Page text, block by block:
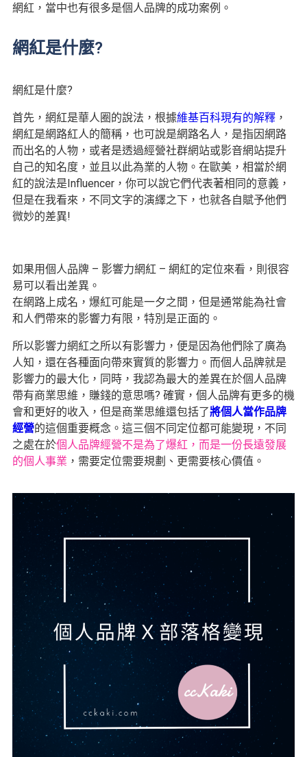
網紅，當中也有很多是個人品牌的成功案例。
網紅是什麼?
網紅是什麼?
首先，網紅是華人圈的說法，根據維基百科現有的解釋 ，
網紅是網路紅人的簡稱，也可說是網路名人，是指因網路
而出名的人物，或者是透過經營社群網站或影音網站提升
自己的知名度，並且以此為業的人物。在歐美，相當於網
紅的說法是Influencer，你可以說它們代表著相同的意義，
但是在我看來，不同文字的演繹之下，也就各自賦予他們
微妙的差異!
如果用個人品牌 – 影響力網紅 – 網紅的定位來看，則很容
易可以看出差異。
在網路上成名，爆紅可能是一夕之間，但是通常能為社會
和人們帶來的影響力有限，特別是正面的。
所以影響力網紅之所以有影響力，便是因為他們除了廣為
人知，還在各種面向帶來實質的影響力。而個人品牌就是
影響力的最大化，同時，我認為最大的差異在於個人品牌
帶有商業思維，賺錢的意思嗎? 確實，個人品牌有更多的機
會和更好的收入，但是商業思維還包括了將個人當作品牌
經營的這個重要概念。這三個不同定位都可能變現，不同
之處在於個人品牌經營不是為了爆紅，而是一份長遠發展
的個人事業 ，需要定位需要規劃、更需要核心價值。